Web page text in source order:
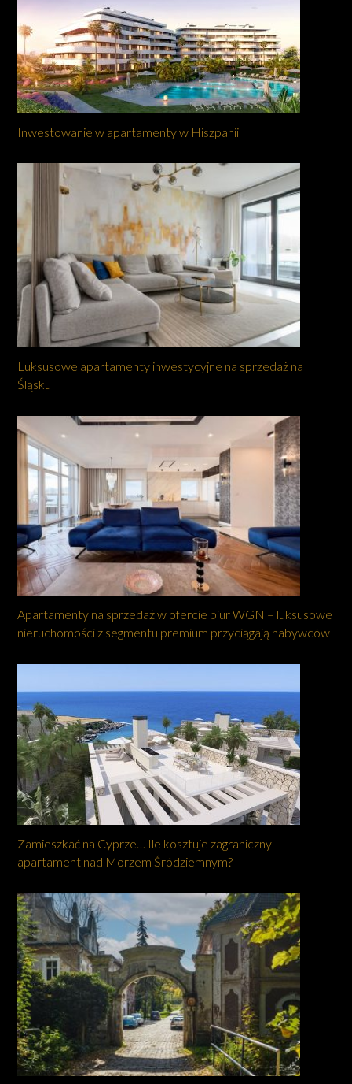
Inwestowanie w apartamenty w Hiszpanii
Luksusowe apartamenty inwestycyjne na sprzedaż na
Śląsku
Apartamenty na sprzedaż w ofercie biur WGN – luksusowe
nieruchomości z segmentu premium przyciągają nabywców
Zamieszkać na Cyprze… Ile kosztuje zagraniczny
apartament nad Morzem Śródziemnym?